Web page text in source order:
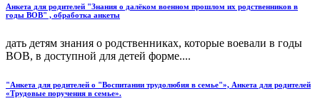
Анкета для родителей "Знания о далёком военном прошлом их родственников в
годы ВОВ" , обработка анкеты
дать детям знания о родственниках, которые воевали в годы
ВОВ, в доступной для детей форме....
"Анкета для родителей о "Воспитании трудолюбия в семье"», Анкета для родителей
«Трудовые поручения в семье».